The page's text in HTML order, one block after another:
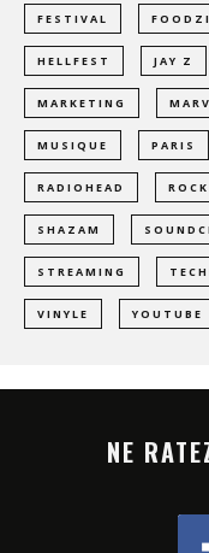
FESTIVAL
HELLFEST JAY Z
MARKETING
MUSIQUE PARIS
RADIOHEAD ROCK
SHAZAM
STREAMING
VINYLE YOUTUBE
NE